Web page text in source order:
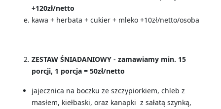
+120zł/netto
kawa + herbata + cukier + mleko +10zł/netto/osoba
ZESTAW ŚNIADANIOWY - zamawiamy min. 15
porcji, 1 porcja = 50zł/netto
jajecznica na boczku ze szczypiorkiem, chleb z
masłem, kiełbaski, oraz kanapki z sałatą szynką,